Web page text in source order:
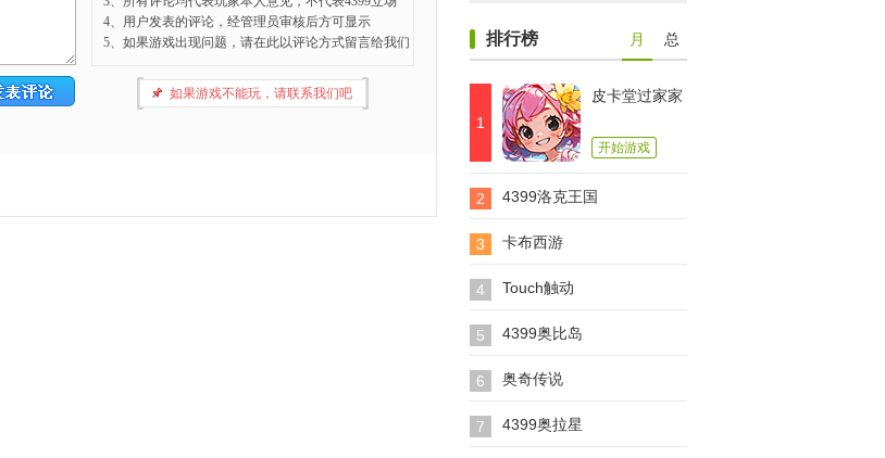
排行榜 月 总
1
皮卡堂过家家
开始游戏
2 4399洛克王国
3 卡布西游
4 Touch触动
5 4399奥比岛
6 奥奇传说
7 4399奥拉星